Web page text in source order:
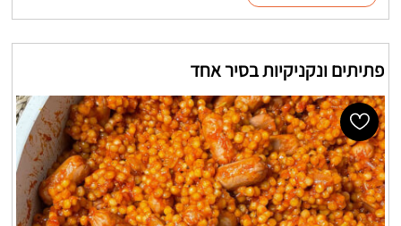
פתיתים ונקניקיות בסיר אחד